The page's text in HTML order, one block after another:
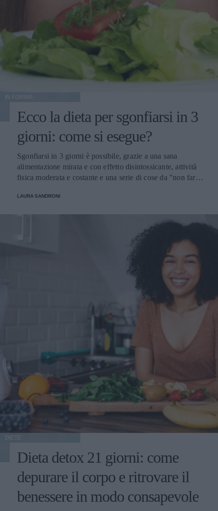
Ecco la dieta per sgonfiarsi in 3
giorni: come si esegue?
Sgonfiarsi in 3 giorni è possibile, grazie a una sana
alimentazione mirata e con effetto disintossicante, attività
fisica moderata e costante e una serie di cose da "non fare"
come
LAURA SANDRONI
Dieta detox 21 giorni: come
depurare il corpo e ritrovare il
benessere in modo consapevole